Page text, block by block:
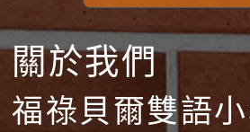
關於我們
福祿貝爾雙語